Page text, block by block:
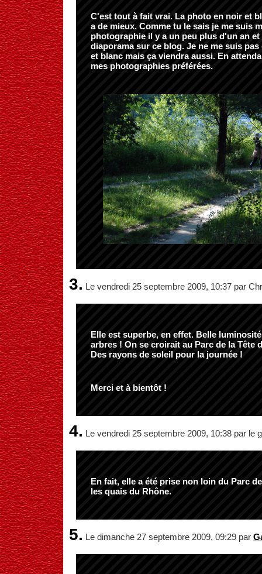
C'est tout à fait vrai. La photo en noir et
a de mieux. Comme tu le sais je me suis
photographie il y a un peu plus d'un an
diaporama sur ce blog. Je ne me suis
et blanc mais ça viendra aussi. En
mes photographies préférées.
3. Le vendredi 25 septembre 2009, 10:37 par
Elle est superbe, en effet. Belle
arbres ! On se croirait au Parc de la Tête
Des rayons de soleil pour la journée !
Merci et à bientôt !
4. Le vendredi 25 septembre 2009, 10:38 par le
En fait, elle a été prise non loin du Parc
les quais du Rhône.
5. Le dimanche 27 septembre 2009, 09:29 par